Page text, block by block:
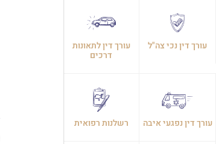
עורך דין נכי צה"ל עורך דין לתאונות
דרכים
עורך דין נפגעי איבה רשלנות רפואית